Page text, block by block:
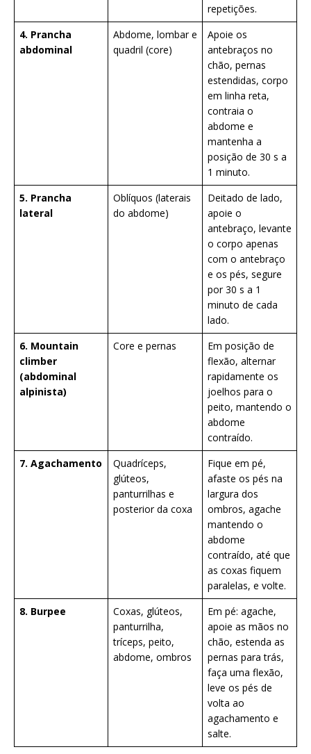
repetições.
4. Prancha
abdominal
Abdome, lombar e
quadril (core)
Apoie os
antebraços no
chão, pernas
estendidas, corpo
em linha reta,
contraia o
abdome e
mantenha a
posição de 30 s a
1 minuto.
5. Prancha
lateral
Oblíquos (laterais
do abdome)
Deitado de lado,
apoie o
antebraço, levante
o corpo apenas
com o antebraço
e os pés, segure
por 30 s a 1
minuto de cada
lado.
6. Mountain
climber
(abdominal
alpinista)
Core e pernas
Em posição de
flexão, alternar
rapidamente os
joelhos para o
peito, mantendo o
abdome
contraído.
7. Agachamento
Quadríceps,
glúteos,
panturrilhas e
posterior da coxa
Fique em pé,
afaste os pés na
largura dos
ombros, agache
mantendo o
abdome
contraído, até que
as coxas fiquem
paralelas, e volte.
8. Burpee
Coxas, glúteos,
panturrilha,
tríceps, peito,
abdome, ombros
Em pé: agache,
apoie as mãos no
chão, estenda as
pernas para trás,
faça uma flexão,
leve os pés de
volta ao
agachamento e
salte.